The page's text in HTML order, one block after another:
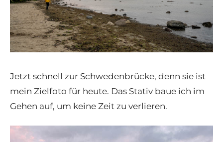
Jetzt schnell zur Schwedenbrücke, denn sie ist
mein Zielfoto für heute. Das Stativ baue ich im
Gehen auf, um keine Zeit zu verlieren.